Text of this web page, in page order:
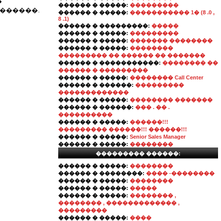
������ � �����: ���������
������ � �����: ����������� 1� (8 .0 ,
8 .1)
������ � ���������: �����
������ � �����: ���������
������ � �����: ������� ��������
������ � �����: ��������
��������� �� ������ �� �������
������ � �����������: �������� ��
������ � ���������
������ � �����: �������� Call Center
������ � ������: ���������
�������������
������ � �����: �������� �������
������ � ������: ��� . �� .
����������
������ � �����: ������!!!
��������� ������!!! ������!!!
������ � �����: Senior Sales Manager
������ � �����: ��������
��������� ������:
������ � �����: ��������
������ � ��������: ���� -��������
������ � �����: ��������
������ � �����: �����
������ � �����: �������� ,
�������� , ������������� ,
���������
������ � �����: ����